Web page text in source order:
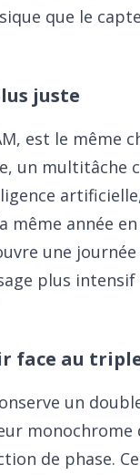
que le
juste
est le même
un multitâche
même année
une
plus
face au
un
monochrome
de phase.